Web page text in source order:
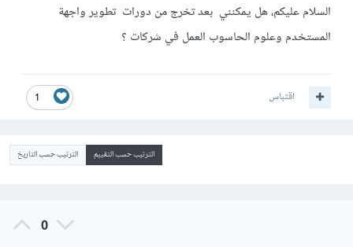
السلام عليكم، هل يمكنني بعد تخرج من دورات تطوير واجهة
المستخدم وعلوم الحاسوب العمل في شركات ؟
1 اقتباس
الترتيب حسب التقييم الترتيب حسب التاريخ
0